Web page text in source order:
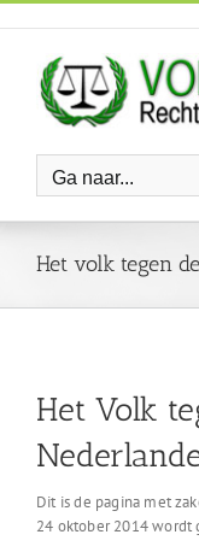
Ga
naar
Ga naar...
Het volk tegen
Het Volk
Dit is de pagina met
24 oktober 2014 wordt